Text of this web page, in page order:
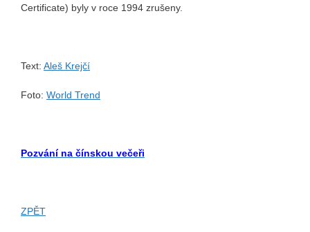
Certificate) byly v roce 1994 zrušeny.
Text: Aleš Krejčí
Foto: World Trend
Pozvání na čínskou večeři
ZPĚT